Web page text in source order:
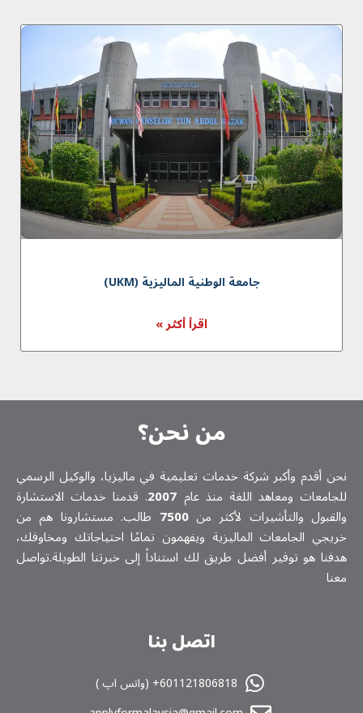
جامعة الوطنية الماليزية (UKM)
اقرأ أكثر »
من نحن؟
نحن أقدم وأكبر شركة خدمات تعلیمیة في ماليزيا، والوكيل الرسمي
للجامعات ومعاهد اللغة منذ عام 2007. قدمنا خدمات الاستشارة
والقبول والتأشيرات لأكثر من7500 طالب. مستشارونا هم من
خريجي الجامعات الماليزية ويفهمون تمامًا احتياجاتك ومخاوفك،
هدفنا هو توفير أفضل طريق لك استناداً إلى خبرتنا الطويلة.تواصل
معنا
اتصل بنا
601121806818+ (واتس اپ )